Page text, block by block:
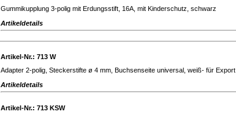
Gummikupplung 3-polig mit Erdungsstift, 16A, mit Kinderschutz, schwarz
Artikeldetails
Artikel-Nr.: 713 W
Adapter 2-polig, Steckerstifte ø 4 mm, Buchsenseite universal, weiß- für
Artikeldetails
Artikel-Nr.: 713 KSW